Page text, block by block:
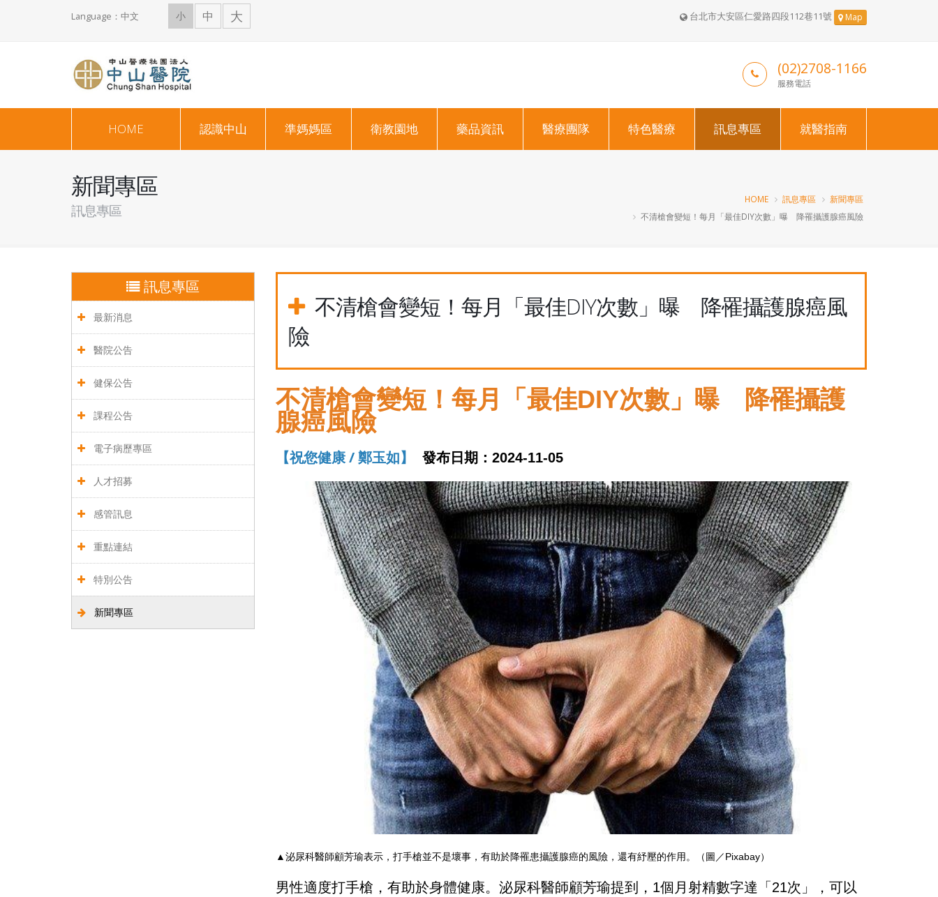
Language：中文 小 中 大 台北市大安區仁愛路四段112巷11號 Map
(02)2708-1166
服務電話
HOME 認識中山 準媽媽區 衛教園地 藥品資訊 醫療團隊 特色醫療 訊息專區 就醫指南
新聞專區
訊息專區
HOME 訊息專區
新聞專區
不清槍會變短！每月「最佳DIY次數」曝 降罹攝護腺癌風險
訊息專區
最新消息
醫院公告
健保公告
課程公告
電子病歷專區
人才招募
感管訊息
重點連結
特別公告
新聞專區
不清槍會變短！每月「最佳DIY次數」曝 降罹攝護腺癌風
險
不清槍會變短！每月「最佳DIY次數」曝 降罹攝護
腺癌風險
【祝您健康 / 鄭玉如】 發布日期：2024-11-05
▲泌尿科醫師顧芳瑜表示，打手槍並不是壞事，有助於降罹患攝護腺癌的風險，還有紓壓的作用。（圖／Pixabay）
男性適度打手槍，有助於身體健康。泌尿科醫師顧芳瑜提到，1個月射精數字達「21次」，可以